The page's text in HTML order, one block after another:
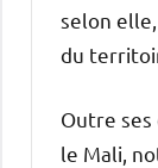
selon
du
Outre
le Mali,